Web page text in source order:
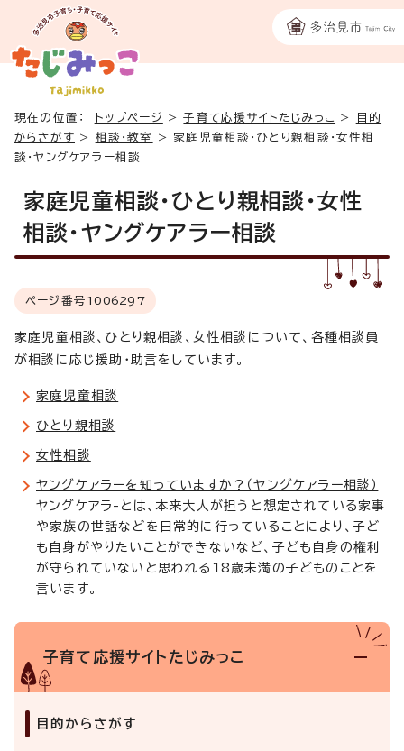
現在の位置： トップページ >子育て応援サイトたじみっこ >
目的
からさがす > 相談・教室 > 家庭児童相談・ひとり親相談・女性相
談・ヤングケアラー相談
家庭児童相談・ひとり親相談・女性
相談・ヤングケアラー相談
ページ番号 1006297
家庭児童相談、ひとり親相談、女性相談について、各種相談員
が相談に応じ援助・助言をしています。
家庭児童相談
ひとり親相談
女性相談
ヤングケアラーを知っていますか？（ヤングケアラー相談）
ヤングケアラ-とは、本来大人が担うと想定されている家事
や家族の世話などを日常的に行っていることにより、子ど
も自身がやりたいことができないなど、子ども自身の権利
が守られていないと思われる18歳未満の子どものことを
言います。
子育て応援サイトたじみっこ
目的からさがす